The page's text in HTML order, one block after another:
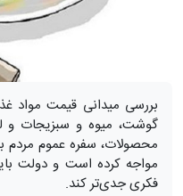
بررسی میدانی قیمت مواد
گوشت، میوه و سبزیجات و
محصولات، سفره عموم مردم
مواجه کرده است و دولت
فکری جدی‌تر کند.